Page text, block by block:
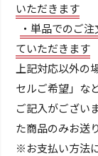
いただきます
・単品でのご
ていただきます
上記対応以外の
セルご希望」な
ご記入がござい
た商品のみお送
※お支払い方法